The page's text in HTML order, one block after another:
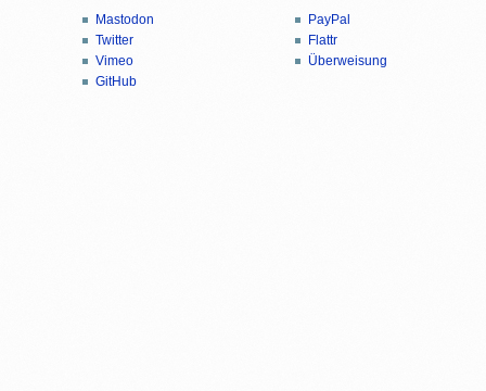
Mastodon
Twitter
Vimeo
GitHub
PayPal
Flattr
Überweisung